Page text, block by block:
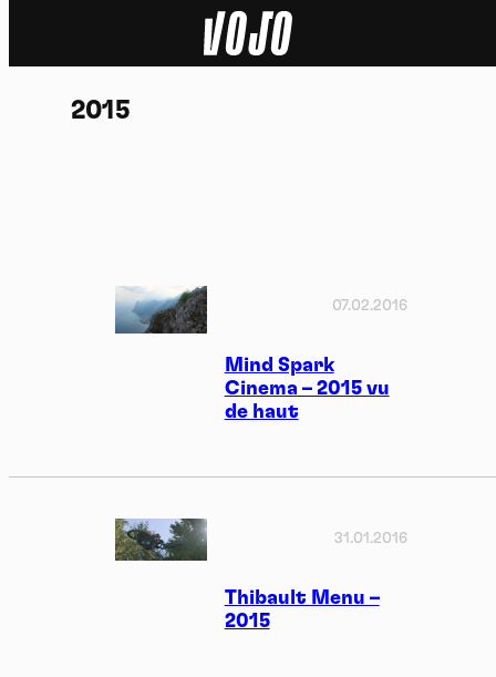
Tech
Dossier
Podcasts
2015
Mind Spark
Cinema – 2015 vu
de haut
07.02.2016
Thibault Menu –
2015
31.01.2016